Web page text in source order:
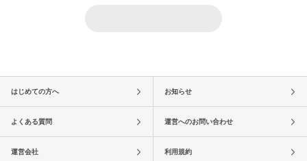
はじめての方へ お知らせ
よくある質問 運営へのお問い合わせ
運営会社 利用規約